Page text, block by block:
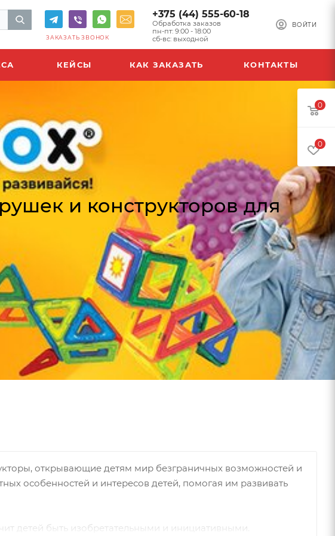
ВОЙТИ
+375 (44) 555-60-18
Обработка заказов
пн-пт: 9:00 - 18:00
сб-вс: выходной
ЗАКАЗАТЬ ЗВОНОК
КЕЙСЫ КАК ЗАКАЗАТЬ КОНТАКТЫ
и конструкторов для
открывающие детям мир безграничных возможностей и
особенностей и интересов детей, помогая им развивать
детей быть изобретательными и инициативными.
0
0